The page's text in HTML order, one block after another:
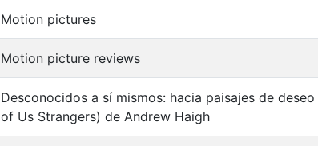
Motion pictures
Motion picture reviews
Desconocidos a sí mismos: hacia paisajes de
of Us Strangers) de Andrew Haigh